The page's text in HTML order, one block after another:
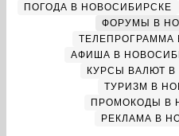
ПОГОДА В НОВОСИБИРСКЕ
ФОРУМЫ В
ТЕЛЕПРОГРАММА
АФИША В
КУРСЫ ВАЛЮТ
ТУРИЗМ В
ПРОМОКОДЫ В
РЕКЛАМА В